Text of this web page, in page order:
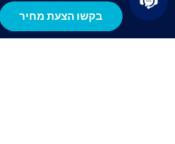
בקשו הצעת מחיר